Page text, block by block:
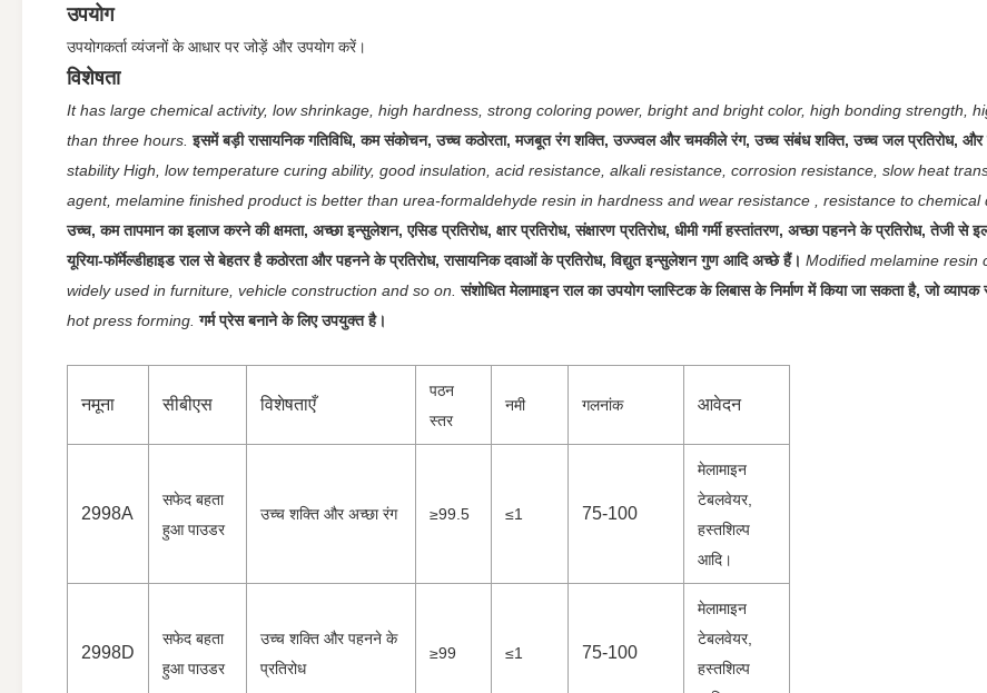
उपयोग
उपयोगकर्ता व्यंजनों के आधार पर जोड़ें और उपयोग करें।
विशेषता
It has large chemical activity, low shrinkage, high hardness, strong coloring power, bright and bright color, high bonding strength,
than three hours. इसमें बड़ी रासायनिक गतिविधि, कम संकोचन, उच्च कठोरता, मजबूत रंग शक्ति, उज्ज्वल और चमकीले रंग, उच्च संबंध शक्ति, उच्च जल प्रतिरोध,
stability High, low temperature curing ability, good insulation, acid resistance, alkali resistance, corrosion resistance, slow heat
agent, melamine finished product is better than urea-formaldehyde resin in hardness and wear resistance , resistance to
उच्च, कम तापमान का इलाज करने की क्षमता, अच्छा इन्सुलेशन, एसिड प्रतिरोध, क्षार प्रतिरोध, संक्षारण प्रतिरोध, धीमी गर्मी हस्तांतरण, अच्छा पहनने के प्रतिरोध,
यूरिया-फॉर्मेल्डीहाइड राल से बेहतर है कठोरता और पहनने के प्रतिरोध, रासायनिक दवाओं के प्रतिरोध, विद्युत इन्सुलेशन गुण आदि अच्छे हैं। Modified melamine resin
widely used in furniture, vehicle construction and so on. संशोधित मेलामाइन राल का उपयोग प्लास्टिक के लिबास के निर्माण में किया जा सकता है, जो
hot press forming. गर्म प्रेस बनाने के लिए उपयुक्त है।
नमूना सीबीएस विशेषताएँ
पठन
स्तर
नमी गलनांक आवेदन
2998A
सफेद बहता
हुआ पाउडर
उच्च शक्ति और अच्छा रंग ≥99.5 ≤1 75-100
मेलामाइन
टेबलवेयर,
हस्तशिल्प
आदि।
2998D
सफेद बहता
हुआ पाउडर
उच्च शक्ति और पहनने के
प्रतिरोध
≥99 ≤1 75-100
मेलामाइन
टेबलवेयर,
हस्तशिल्प